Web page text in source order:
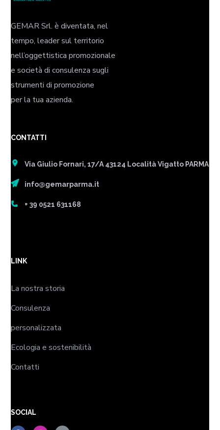
GEMAR Srl. è diventata, nel
tempo, leader sul territorio
nell’oggettistica promozionale
e società di consulenza sugli
strumenti di promozione
per la tua azienda.
CONTATTI
Via Giulio Fornari, 17/A 43124 Località Vigatto PARMA
info@gemarparma.it
+ 39 0521 631168
LINK
La nostra storia
Consulenza
personalizzata
Ecologia e sostenibilità
Contatti
SOCIAL